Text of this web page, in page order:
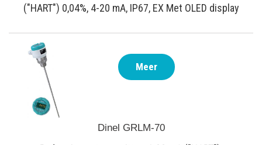
("HART") 0,04%, 4-20 mA, IP67, EX Met OLED display
Dinel GRLM-70
Meer